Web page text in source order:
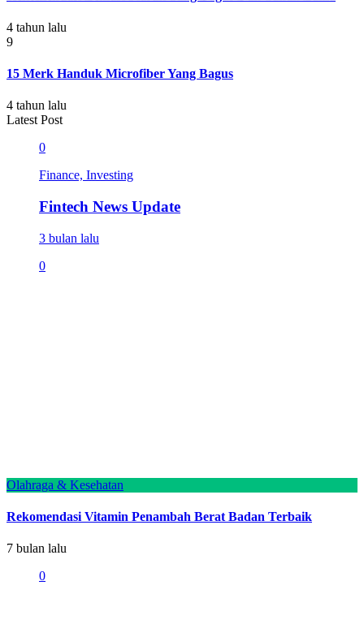
4 tahun lalu
9
15 Merk Handuk Microfiber Yang Bagus
4 tahun lalu
Latest Post
0
Finance, Investing
Fintech News Update
3 bulan lalu
0
Olahraga & Kesehatan
Rekomendasi Vitamin Penambah Berat Badan Terbaik
7 bulan lalu
0